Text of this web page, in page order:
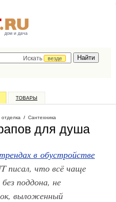
дом и дача
Искать
везде
ТОВАРЫ
/ Сантехника
для душа
в обустройстве
писал, что всё чаще
поддона, не
выложенный